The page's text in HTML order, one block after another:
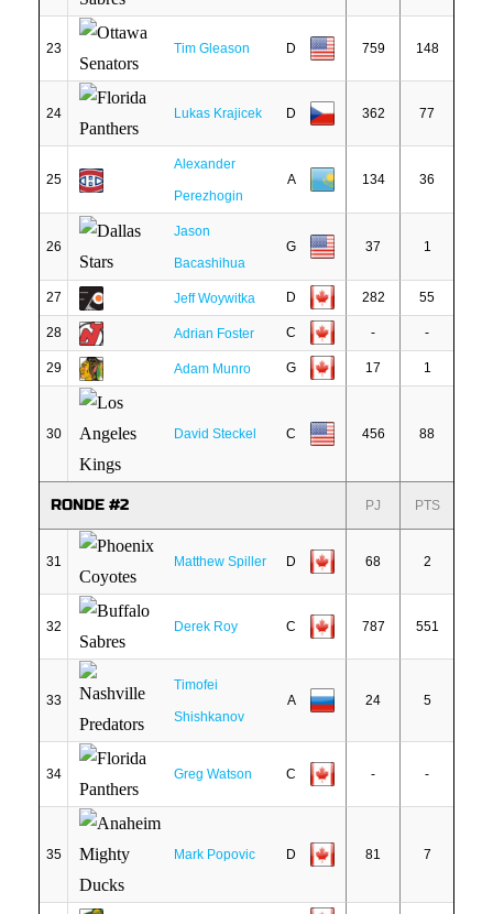
23 Tim Gleason D 759 148
24 Lukas Krajicek D 362 77
25
Alexander
Perezhogin
A 134 36
26
Jason
Bacashihua
G 37 1
27 Jeff Woywitka D 282 55
28 Adrian Foster C - -
29 Adam Munro G 17 1
30 David Steckel C 456 88
RONDE #2 PJ PTS
31 Matthew Spiller D 68 2
32 Derek Roy C 787 551
33
Timofei
Shishkanov
A 24 5
34 Greg Watson C - -
35 Mark Popovic D 81 7